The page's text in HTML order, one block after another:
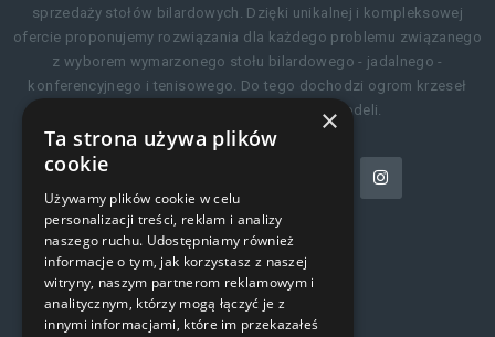
sprzedaży stołów bilardowych. Dzięki unikalnej i kompleksowej
ofercie proponujemy rozwiązania dla każdego problemu związanego
z wyborem wymarzonego stołu bilardowego - jadalnego -
konferencyjnego i tenisowego. Do tego dochodzi ogrom krzeseł
idealnie pasujących do naszych modeli.
KONTAKT
TELEFON
×
Ta strona używa plików
cookie
Używamy plików cookie w celu
personalizacji treści, reklam i analizy
naszego ruchu. Udostępniamy również
informacje o tym, jak korzystasz z naszej
witryny, naszym partnerom reklamowym i
analitycznym, którzy mogą łączyć je z
innymi informacjami, które im przekazałeś